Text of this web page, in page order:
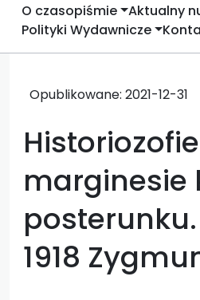
O czasopiśmie Aktualny
Polityki Wydawnicze
Opublikowane: 2021-12-31
marginesie
1918